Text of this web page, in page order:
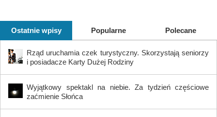
Ostatnie wpisy Popularne Polecane
Rząd uruchamia czek turystyczny. Skorzystają seniorzy
i posiadacze Karty Dużej Rodziny
Wyjątkowy spektakl na niebie. Za tydzień częściowe
zaćmienie Słońca